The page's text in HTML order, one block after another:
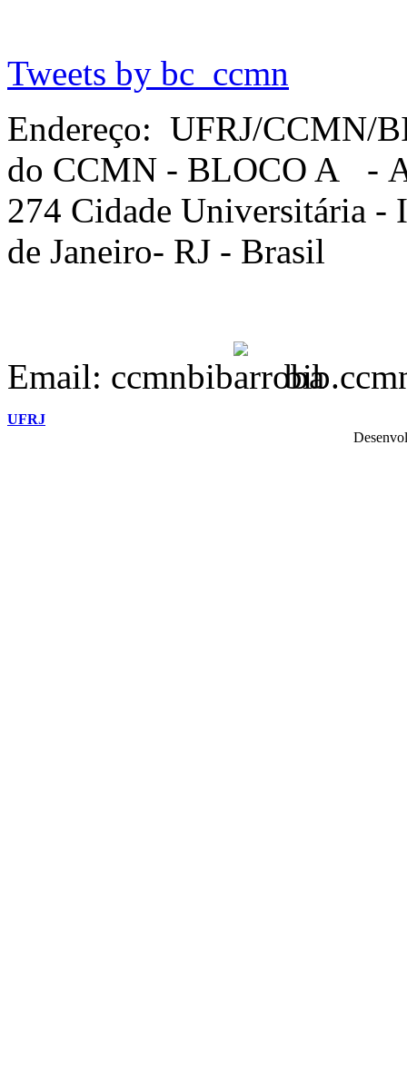
Tweets by bc_ccmn
Endereço: UFRJ/CCMN/
do CCMN - BLOCO A -
274 Cidade Universitária -
de Janeiro- RJ - Brasil
Email: ccmnbib
UFRJ